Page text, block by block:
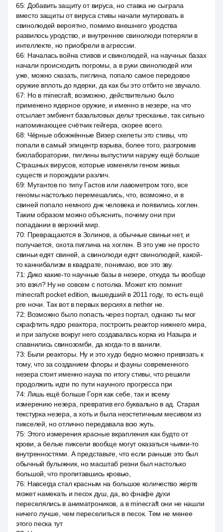
65: Добавить защиту от вируса, но ставка не сыграла
вместо защиты от вируса стивы начали мутировать в
свинолюдей вероятно, помимо внешнего уродства
развилось уродство, и внутреннее свинолюди потеряли в
интеллекте, но приобрели в агрессии.
66: Началась война стивов и свинолюдей, на научных базах
начали происходить погромы, а в руки свинолюдей или
уже, можно сказать, пиглина, попало самое передовое
оружие вплоть до ядерки, да как бы это отбито не звучало.
67: Но в minecraft, возможно, действительно было
применено ядерное оружие, и именно в незере, на что
отсылает эмбиент базальтовых дельт тресканье, так сильно
напоминающее счётчик гейгера, скорее всего.
68: Чёрные обожжённые Визер скелеты это стивы, что
попали в самый эпицентр взрыва, более того, разгромив
биолаборатории, пиглины выпустили наружу ещё больше
Страшных вирусов, которые изменяли геном живых
существ и порождали различ.
69: Мутантов по типу Гастов или лавометром того, все
геномы настолько перемешались, что, возможно, и в
свиней попало немного днк человека и появились хоглен.
Таким образом можно объяснить, почему они при
попадании в верхний мир.
70: Превращаются в Золинов, а обычные свиньи нет, и
получается, охота пиглина на хоглен. В это уже не просто
свиньи едят свиней, а свинолюди едят свинолюдей, какой-
то каннибализм в квадрате, понимаю, все это зву.
71: Дико какие-то научные базы в незере, откуда ты вообще
это взял? Ну не совсем с потолка. Может кто помнит
minecraft pocket edition, вышедший в 2011 году, то есть ещё
pre ночи. Так вот в первых версиях в nether не.
72: Возможно было попасть через портал, однако ты мог
скрафтить ядро реактора, построить реактор нижнего мира,
и при запуске вокруг него создавалась корка из Назыра и
спавнились свинозомби, да когда-то в ванили.
73: Были реакторы. Ну и это худо бедно можно привязать к
тому, что за созданием флоры и фауны современного
незера стоит именно наука по итогу стивы, что решили
продолжить идти по пути научного прогресса при
74: Лишь ещё больше Горя как себе, так и всему
измерению незера, превратив его буквально в ад. Старая
текстурка незера, а хоть и была неэстетичным месивом из
пикселей, но отлично передавала всю жуть.
75: Этого измерения красные вкрапления как будто от
крови, а белые пиксели вообще могут оказаться чьими-то
внутренностями. А представьте, что если раньше это был
обычный булыжник, но масштаб резни был настолько
большой, что пропитавшись кровью,
76: Навсегда стал красным на большое количество жертв
может намекать и песок душ, да, во фнафе духи
переселялись в аниматроников, а в minecraft они не нашли
ничего лучше, чем переселиться в песок. Тем не менее
этого песка тут